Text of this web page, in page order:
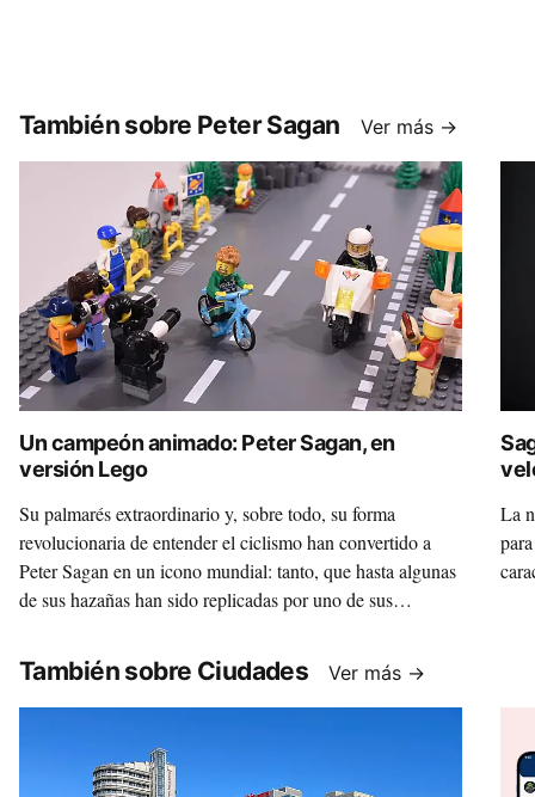
También sobre Peter Sagan Ver más →
Un campeón animado: Peter Sagan, en
versión Lego
Su palmarés extraordinario y, sobre todo, su forma
revolucionaria de entender el ciclismo han convertido a
Peter Sagan en un icono mundial: tanto, que hasta algunas
de sus hazañas han sido replicadas por uno de sus
La
También sobre Ciudades Ver más →